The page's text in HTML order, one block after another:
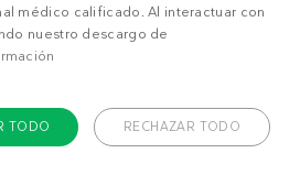
médico calificado. Al interactuar con
nuestro descargo de
TODO RECHAZAR TODO